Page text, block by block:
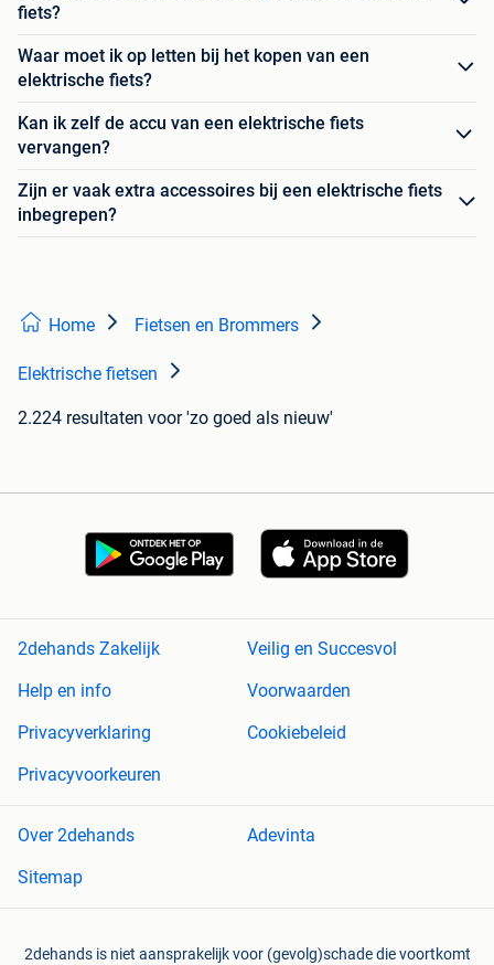
fiets?
Waar moet ik op letten bij het kopen van een
elektrische fiets?
Kan ik zelf de accu van een elektrische fiets
vervangen?
Zijn er vaak extra accessoires bij een elektrische fiets
inbegrepen?
Home Fietsen en Brommers
Elektrische fietsen
2.224 resultaten voor 'zo goed als nieuw'
2dehands Zakelijk
Veilig en Succesvol
Help en info
Voorwaarden
Privacyverklaring
Cookiebeleid
Privacyvoorkeuren
Over 2dehands
Adevinta
Sitemap
2dehands is niet aansprakelijk voor (gevolg)schade die voortkomt